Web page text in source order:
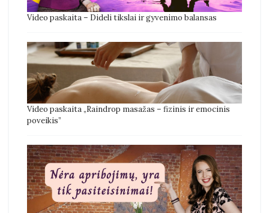
Video paskaita – Dideli tikslai ir gyvenimo balansas
Video paskaita „Raindrop masažas – fizinis ir emocinis
poveikis”